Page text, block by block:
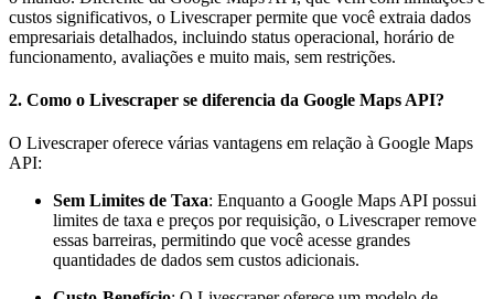
custos significativos, o Livescraper permite que você extraia dados
empresariais detalhados, incluindo status operacional, horário de
funcionamento, avaliações e muito mais, sem restrições.
2. Como o Livescraper se diferencia da Google Maps API?
O Livescraper oferece várias vantagens em relação à Google Maps
API:
Sem Limites de Taxa: Enquanto a Google Maps API possui
limites de taxa e preços por requisição, o Livescraper remove
essas barreiras, permitindo que você acesse grandes
quantidades de dados sem custos adicionais.